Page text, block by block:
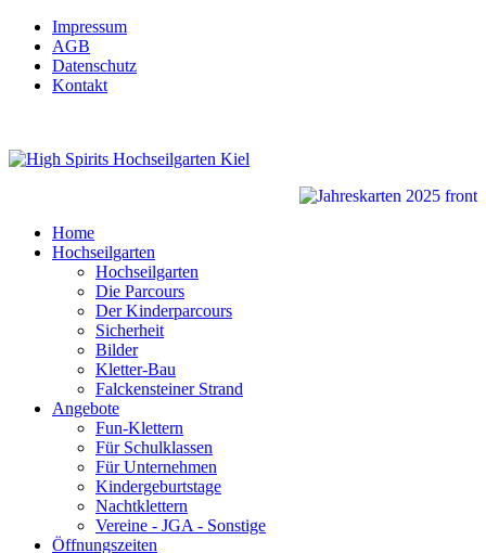
Impressum
AGB
Datenschutz
Kontakt
Home
Hochseilgarten
Hochseilgarten
Die Parcours
Der Kinderparcours
Sicherheit
Bilder
Kletter-Bau
Falckensteiner Strand
Angebote
Fun-Klettern
Für Schulklassen
Für Unternehmen
Kindergeburtstage
Nachtklettern
Vereine - JGA - Sonstige
Öffnungszeiten